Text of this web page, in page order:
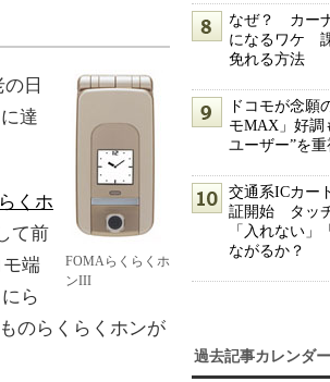
FOMAらくらくホ
ンIII
日
達
くホ
て前
モ端
ら
のらくらくホンが
なぜ？ カー
になるワケ
免れる方法
ドコモが念
モMAX」好調
ユーザー”を重
交通系ICカー
証開始 タッ
「入れない」
ながるか？
過去記事カレンダー